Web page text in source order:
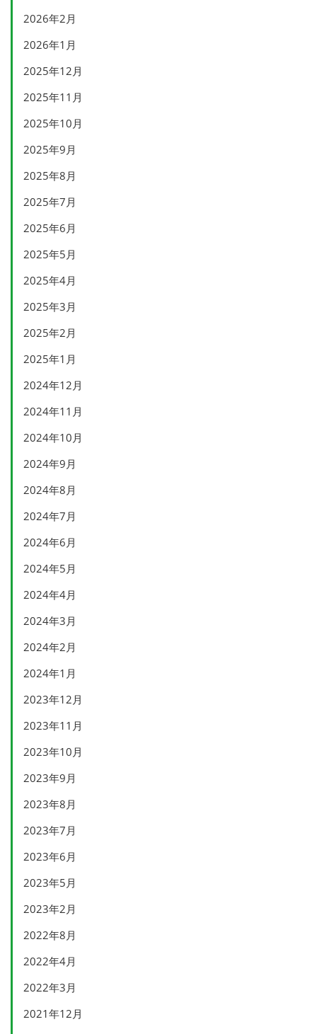
2026年2月
2026年1月
2025年12月
2025年11月
2025年10月
2025年9月
2025年8月
2025年7月
2025年6月
2025年5月
2025年4月
2025年3月
2025年2月
2025年1月
2024年12月
2024年11月
2024年10月
2024年9月
2024年8月
2024年7月
2024年6月
2024年5月
2024年4月
2024年3月
2024年2月
2024年1月
2023年12月
2023年11月
2023年10月
2023年9月
2023年8月
2023年7月
2023年6月
2023年5月
2023年2月
2022年8月
2022年4月
2022年3月
2021年12月